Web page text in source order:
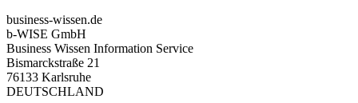
business-wissen.de
b-WISE GmbH
Business Wissen Information Service
Bismarckstraße 21
76133 Karlsruhe
DEUTSCHLAND